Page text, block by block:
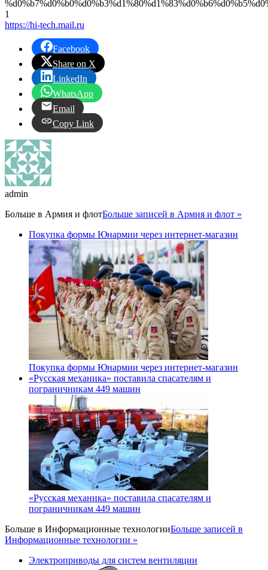
https://hi-tech.mail.ru
Facebook
Share on X
LinkedIn
WhatsApp
Email
Copy Link
admin
Больше в Армия и флотБольше записей в Армия и флот »
Покупка формы Юнармии через интернет-магазин
Покупка формы Юнармии через интернет-магазин
«Русская механика» поставила спасателям и
пограничникам 449 машин
«Русская механика» поставила спасателям и
пограничникам 449 машин
Больше в Информационные технологииБольше записей в
Информационные технологии »
Электроприводы для систем вентиляции